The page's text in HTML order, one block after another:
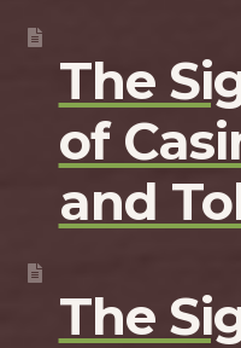
The
of
and
The